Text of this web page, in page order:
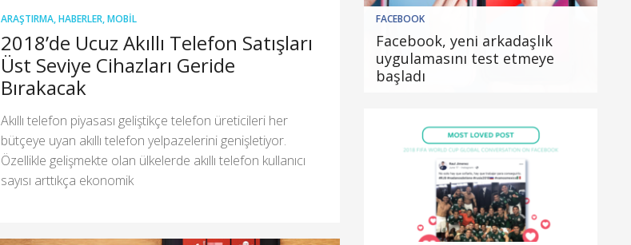
ARAŞTIRMA,HABERLER,MOBIL
2018’de Ucuz Akıllı Telefon Satışları
Üst Seviye Cihazları Geride
Bırakacak
Akıllı telefon piyasası geliştikçe telefon üreticileri her
bütçeye uyan akıllı telefon yelpazelerini genişletiyor.
Özellikle gelişmekte olan ülkelerde akıllı telefon kullanıcı
sayısı arttıkça ekonomik
FACEBOOK
Facebook, yeni arkadaşlık
uygulamasını test etmeye
başladı